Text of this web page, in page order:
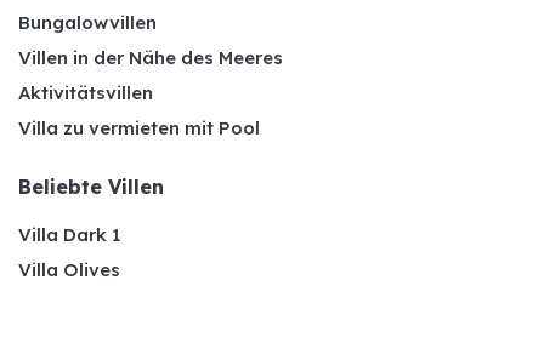
Bungalowvillen
Villen in der Nähe des Meeres
Aktivitätsvillen
Villa zu vermieten mit Pool
Beliebte Villen
Villa Dark 1
Villa Olives